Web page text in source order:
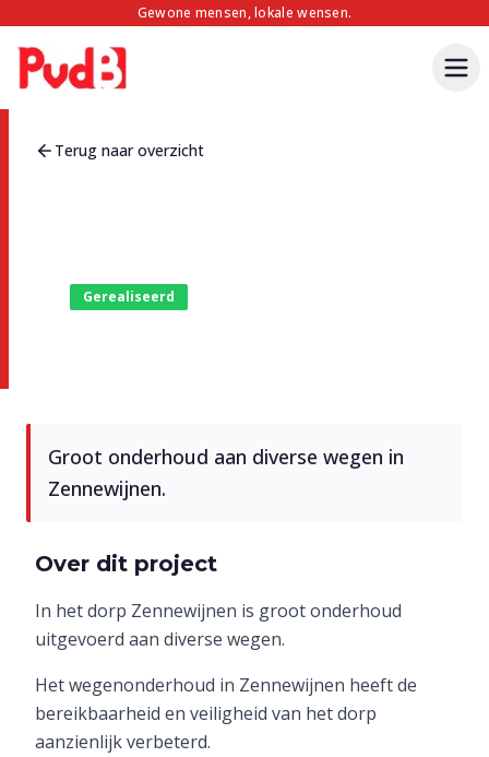
Gewone mensen, lokale wensen.
Terug naar overzicht
Gerealiseerd
Groot onderhoud aan diverse wegen in
Zennewijnen.
Over dit project
In het dorp Zennewijnen is groot onderhoud
uitgevoerd aan diverse wegen.
Het wegenonderhoud in Zennewijnen heeft de
bereikbaarheid en veiligheid van het dorp
aanzienlijk verbeterd.